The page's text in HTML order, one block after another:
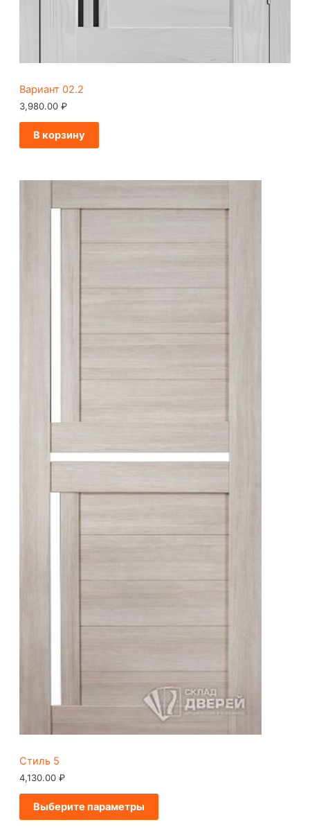
Вариант 02.2
3,980.00 ₽
В корзину
Стиль 5
4,130.00 ₽
Выберите параметры